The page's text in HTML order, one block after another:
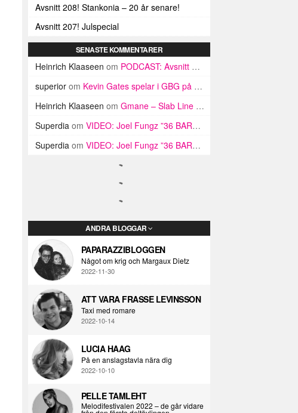
Avsnitt 208! Stankonia – 20 år senare!
Avsnitt 207! Julspecial
SENASTE KOMMENTARER
Heinrich Klaaseen om PODCAST: Avsnitt 86! KÖNSKRIG
superior om Kevin Gates spelar i GBG på onsdag
Heinrich Klaaseen om Gmane – Slab Line International ft Trappadon (VIDEO)
Superdia om VIDEO: Joel Fungz ”36 BARS (EY EY)”
Superdia om VIDEO: Joel Fungz ”36 BARS (EY EY)”
ANDRA BLOGGAR
PAPARAZZIBLOGGEN
Något om krig och Margaux Dietz
2022-11-30
ATT VARA FRASSE LEVINSSON
Taxi med romare
2022-10-14
LUCIA HAAG
På en anslagstavla nära dig
2022-10-10
PELLE TAMLEHT
Melodifestivalen 2022 – de går vidare